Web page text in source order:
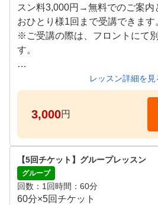
スン料3,000円→無料でのご案内
おひとり様1回まで受講できます
※ご受講の際は、フロントにて
す。
毎週木曜日：17:00～20:00(最終
※2回目以降のご予約に関しては
レッスン詳細を見
3,000円
【5回チケット】グループレッスン
グループ
回数 1回時間 60分
60分×5回チケット